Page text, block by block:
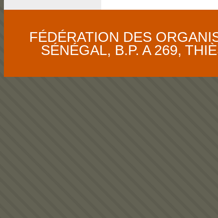
FÉDÉRATION DES
SÉNÉGAL, B.P. A 269,